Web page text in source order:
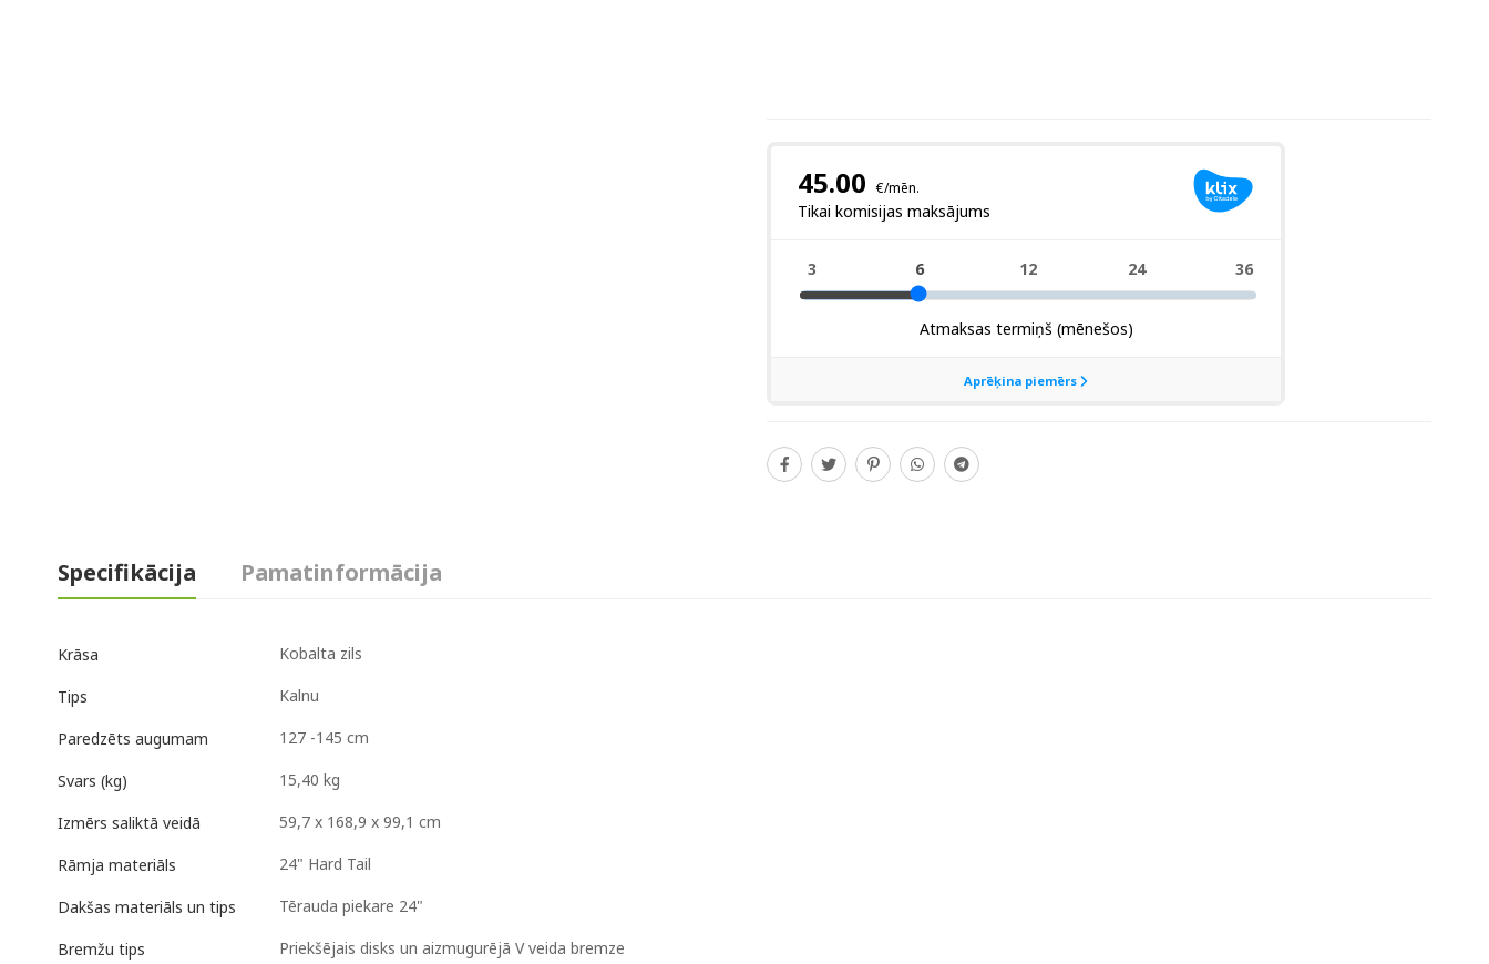
Specifikācija Pamatinformācija
Krāsa Kobalta zils
Tips Kalnu
Paredzēts augumam 127 -145 cm
Svars (kg) 15,40 kg
Izmērs saliktā veidā 59,7 x 168,9 x 99,1 cm
Rāmja materiāls 24" Hard Tail
Dakšas materiāls un tips Tērauda piekare 24"
Bremžu tips Priekšējais disks un aizmugurējā V veida bremze